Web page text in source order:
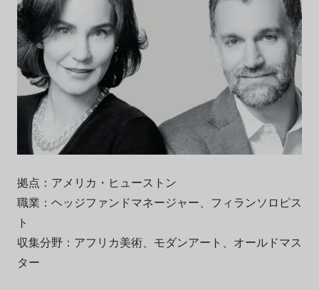
拠点：アメリカ・ヒューストン
職業：ヘッジファンドマネージャー、フィランソロピス
ト
収集分野：アフリカ美術、モダンアート、オールドマス
ター